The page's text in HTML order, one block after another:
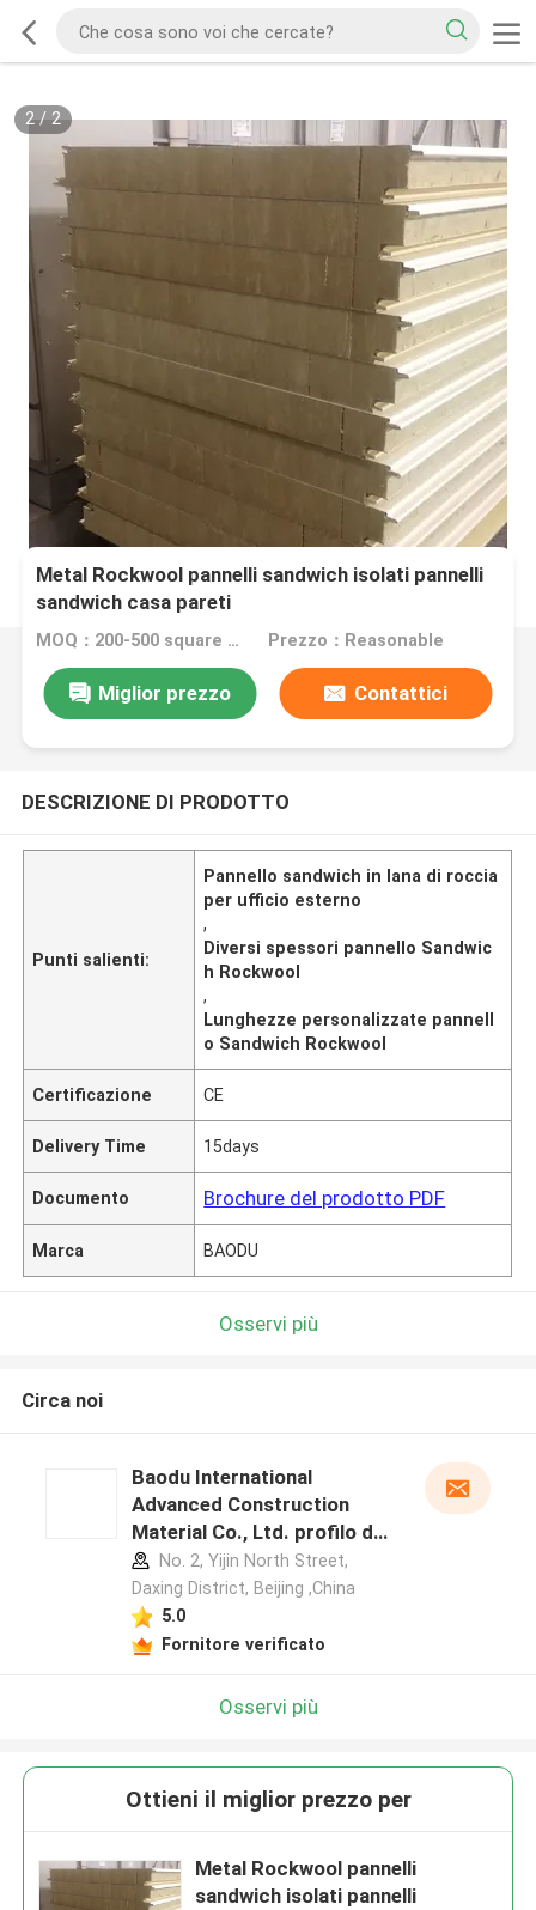
2/2
Metal Rockwool pannelli sandwich isolati pannelli
sandwich casa pareti
MOQ：200-500 square meters Prezzo：Reasonable
Miglior prezzo Contattici
DESCRIZIONE DI PRODOTTO
Punti salienti:
Pannello sandwich in lana di roccia
per ufficio esterno
,
Diversi spessori pannello Sandwic
h Rockwool
,
Lunghezze personalizzate pannell
o Sandwich Rockwool
Certificazione CE
Delivery Time 15days
Documento Brochure del prodotto PDF
Marca BAODU
Osservi più
Circa noi
Baodu International
Advanced Construction
Material Co., Ltd. profilo del
produttore
No. 2, Yijin North Street,
Daxing District, Beijing ,China
5.0
Fornitore verificato
Osservi più
Ottieni il miglior prezzo per
Metal Rockwool pannelli
sandwich isolati pannelli